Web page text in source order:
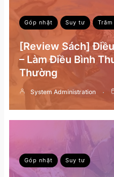
Góp nhặt Suy tư
[Review Sách]
– Làm Điều Bình
Thường
System Administration
Góp nhặt Suy tư